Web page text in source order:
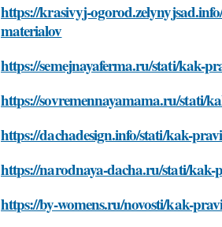
https://krasivyj-
materialov
https://semejnayaferma.ru/stati/kak-
https://sovremennayamama.ru/stati/
https://dachadesign.info/stati/kak-
https://narodnaya-dacha.ru/stati/
https://by-womens.ru/novosti/kak-